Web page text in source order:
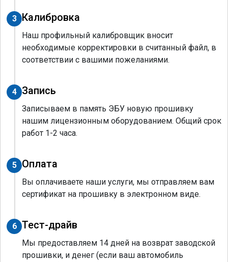
3 Калибровка
Наш профильный калибровщик вносит
необходимые корректировки в считанный файл, в
соответствии с вашими пожеланиями.
4 Запись
Записываем в память ЭБУ новую прошивку
нашим лицензионным оборудованием. Общий срок
работ 1-2 часа.
5 Оплата
Вы оплачиваете наши услуги, мы отправляем вам
сертификат на прошивку в электронном виде.
6 Тест-драйв
Мы предоставляем 14 дней на возврат заводской
прошивки, и денег (если ваш автомобиль